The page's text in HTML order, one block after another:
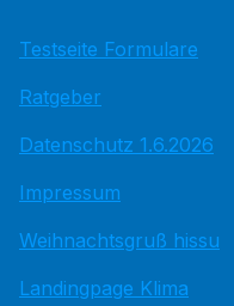
Testseite Formulare
Ratgeber
Datenschutz 1.6.2026
Impressum
Weihnachtsgruß hissu
Landingpage Klima